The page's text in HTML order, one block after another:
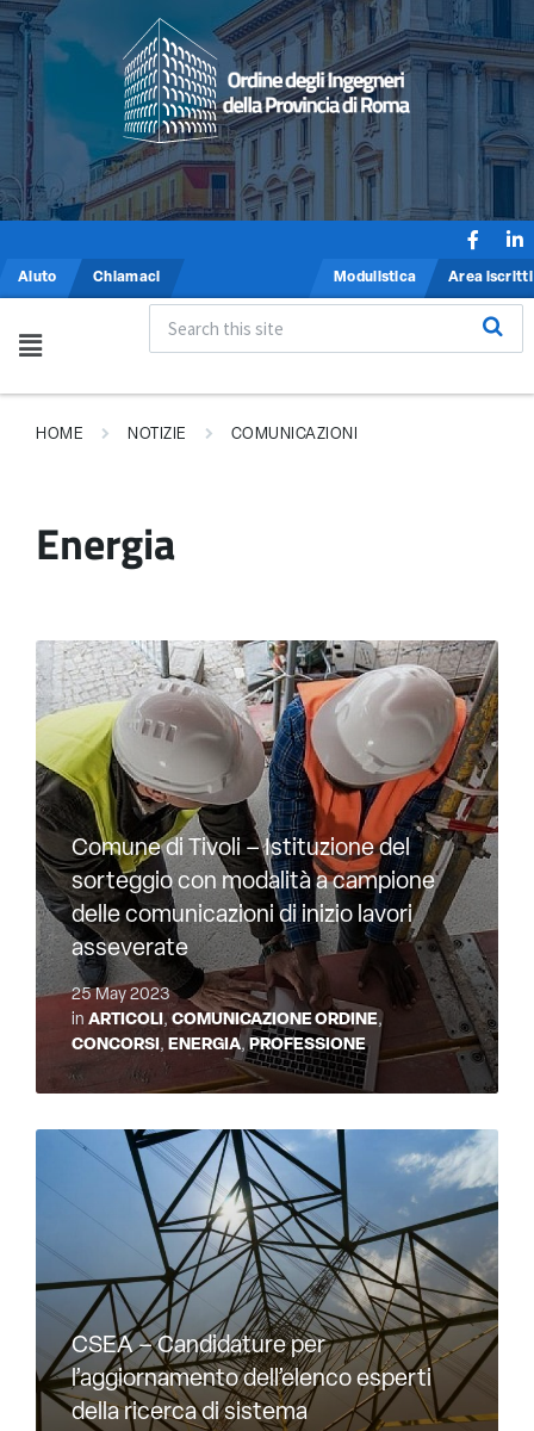
Aiuto Chiamaci Modulistica Area iscritti
HOME NOTIZIE COMUNICAZIONI
Energia
Comune di Tivoli – Istituzione del
sorteggio con modalità a campione
delle comunicazioni di inizio lavori
asseverate
25 May 2023
in ARTICOLI,COMUNICAZIONE ORDINE,
CONCORSI, ENERGIA,PROFESSIONE
CSEA – Candidature per
l’aggiornamento dell’elenco esperti
della ricerca di sistema